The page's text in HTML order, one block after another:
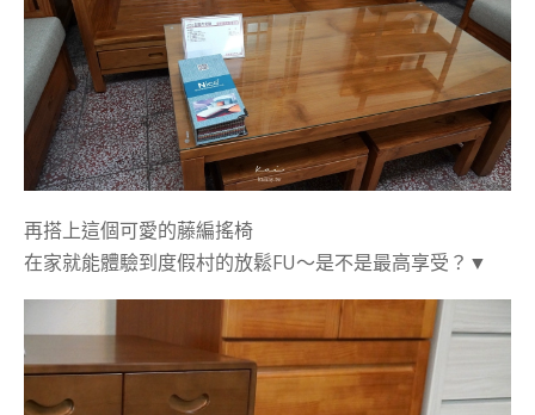
再搭上這個可愛的藤編搖椅
在家就能體驗到度假村的放鬆FU～是不是最高享受？▼